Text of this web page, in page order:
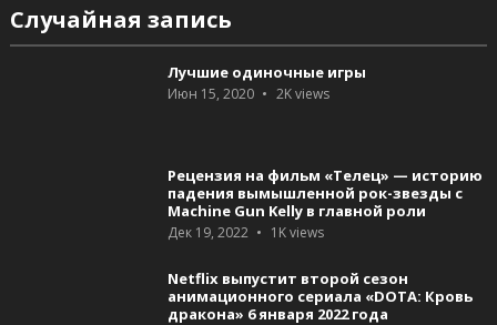
Случайная запись
Лучшие одиночные игры
Июн 15, 2020 2Kviews
Рецензия на фильм «Телец» — историю
падения вымышленной рок-звезды с
Machine Gun Kelly в главной роли
Дек 19, 2022 1Kviews
Netflix выпустит второй сезон
анимационного сериала «DOTA: Кровь
дракона» 6 января 2022 года